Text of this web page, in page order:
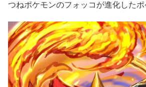
つねポケモンのフォッコが進化したポ